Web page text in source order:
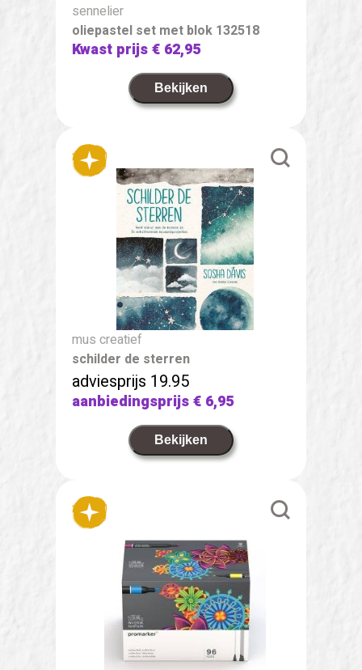
sennelier
oliepastel set met blok 132518
Kwast prijs€ 62,95
Bekijken
mus creatief
schilder de sterren
adviesprijs 19.95
aanbiedingsprijs€ 6,95
Bekijken